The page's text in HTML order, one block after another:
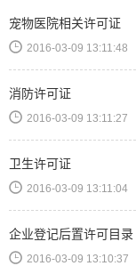
宠物医院相关许可证
2016-03-09 13:11:48
消防许可证
2016-03-09 13:11:27
卫生许可证
2016-03-09 13:11:04
企业登记后置许可目录
2016-03-09 13:10:37